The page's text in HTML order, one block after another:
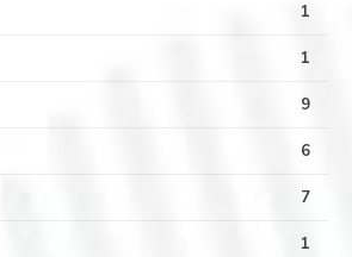
1
1
9
6
7
1